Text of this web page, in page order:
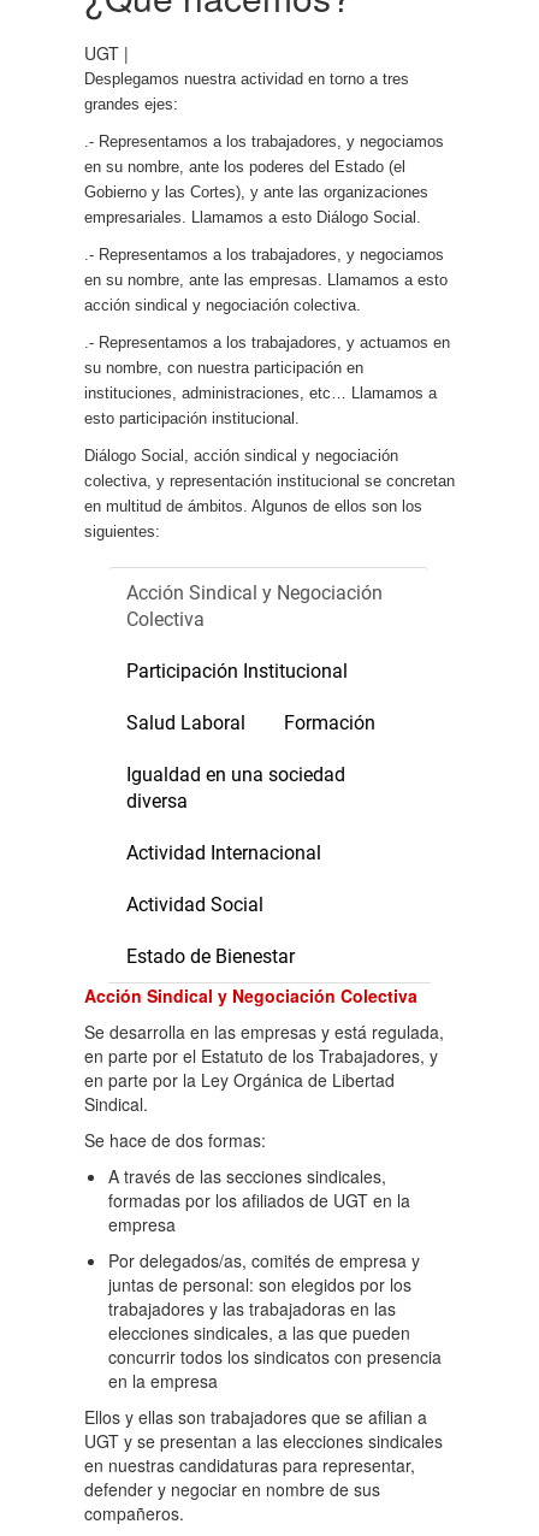
UGT |
Desplegamos nuestra actividad en torno a tres
grandes ejes:
.- Representamos a los trabajadores, y negociamos
en su nombre, ante los poderes del Estado (el
Gobierno y las Cortes), y ante las organizaciones
empresariales. Llamamos a esto Diálogo Social.
.- Representamos a los trabajadores, y negociamos
en su nombre, ante las empresas. Llamamos a esto
acción sindical y negociación colectiva.
.- Representamos a los trabajadores, y actuamos en
su nombre, con nuestra participación en
instituciones, administraciones, etc… Llamamos a
esto participación institucional.
Diálogo Social, acción sindical y negociación
colectiva, y representación institucional se concretan
en multitud de ámbitos. Algunos de ellos son los
siguientes:
Acción Sindical y Negociación
Colectiva
Participación Institucional
Salud Laboral Formación
Igualdad en una sociedad
diversa
Actividad Internacional
Actividad Social
Estado de Bienestar
Acción Sindical y Negociación Colectiva
Se desarrolla en las empresas y está regulada,
en parte por el Estatuto de los Trabajadores, y
en parte por la Ley Orgánica de Libertad
Sindical.
Se hace de dos formas:
A través de las secciones sindicales,
formadas por los afiliados de UGT en la
empresa
Por delegados/as, comités de empresa y
juntas de personal: son elegidos por los
trabajadores y las trabajadoras en las
elecciones sindicales, a las que pueden
concurrir todos los sindicatos con presencia
en la empresa
Ellos y ellas son trabajadores que se afilian a
UGT y se presentan a las elecciones sindicales
en nuestras candidaturas para representar,
defender y negociar en nombre de sus
compañeros.